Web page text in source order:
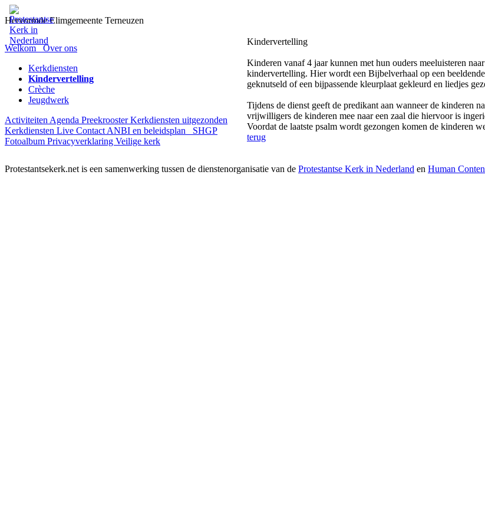
Hervormde Elimgemeente Terneuzen
Welkom Over ons
Kerkdiensten
Kindervertelling
Crèche
Jeugdwerk
Activiteiten Agenda PreekroosterKerkdiensten uitgezonden
Kerkdiensten Live Contact ANBI en beleidsplan
SHGP
Fotoalbum Privacyverklaring Veilige kerk
Kindervertelling
Kinderen vanaf 4 jaar kunnen met hun ouders meeluisteren
kindervertelling. Hier wordt een Bijbelverhaal op een
geknutseld of een bijpassende kleurplaat gekleurd en liedjes
Tijdens de dienst geeft de predikant aan wanneer de kinderen
vrijwilligers de kinderen mee naar een zaal die hiervoor is
Voordat de laatste psalm wordt gezongen komen de kinderen
terug
Protestantsekerk.net is een samenwerking tussen de dienstenorganisatie van de Protestantse Kerk in Nederland en Human